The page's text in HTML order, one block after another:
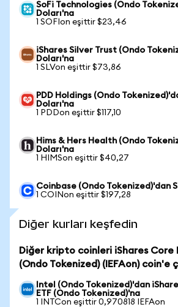
SoFi Technologies (Ondo
Doları'na
1 SOFIon eşittir $23,46
iShares Silver Trust (Ondo
Doları'na
1 SLVon eşittir $73,86
PDD Holdings (Ondo
Doları'na
1 PDDon eşittir $117,10
Hims & Hers Health (Ondo
Doları'na
1 HIMSon eşittir $40,27
Coinbase (Ondo Tokenized)'dan
1 COINon eşittir $197,28
Diğer kurları keşfedin
Diğer kripto coinleri iShares Core
(Ondo Tokenized) (IEFAon) coin'e
Intel (Ondo Tokenized)'dan
ETF (Ondo Tokenized)'na
1 INTCon eşittir 0,970818 IEFAon